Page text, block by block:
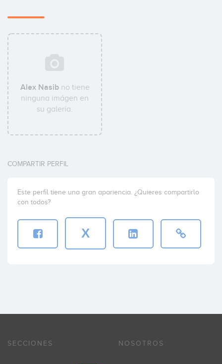
Alex Nasibno tiene
ninguna imágen en
su galería.
COMPARTIR PERFIL
Este perfil tiene una gran apariencia. ¿Quieres compartirlo
con todos?
X
SECCIONES NOSOTROS